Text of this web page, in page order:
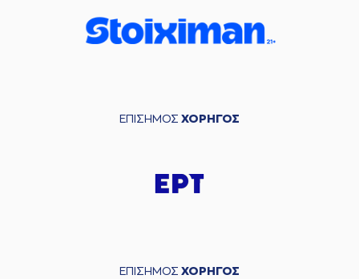
ΕΠΙΣΗΜΟΣ ΧΟΡΗΓΟΣ
ΕΠΙΣΗΜΟΣ ΧΟΡΗΓΟΣ